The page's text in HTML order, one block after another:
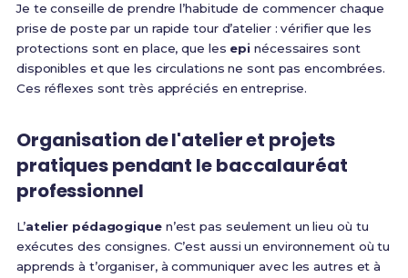
Je te conseille de prendre l’habitude de commencer chaque
prise de poste par un rapide tour d’atelier : vérifier que les
protections sont en place, que les epi nécessaires sont
disponibles et que les circulations ne sont pas encombrées.
Ces réflexes sont très appréciés en entreprise.
Organisation de l'atelier et projets
pratiques pendant le baccalauréat
professionnel
L’atelier pédagogiquen’est pas seulement un lieu où tu
exécutes des consignes. C’est aussi un environnement où tu
apprends à t’organiser, à communiquer avec les autres et à